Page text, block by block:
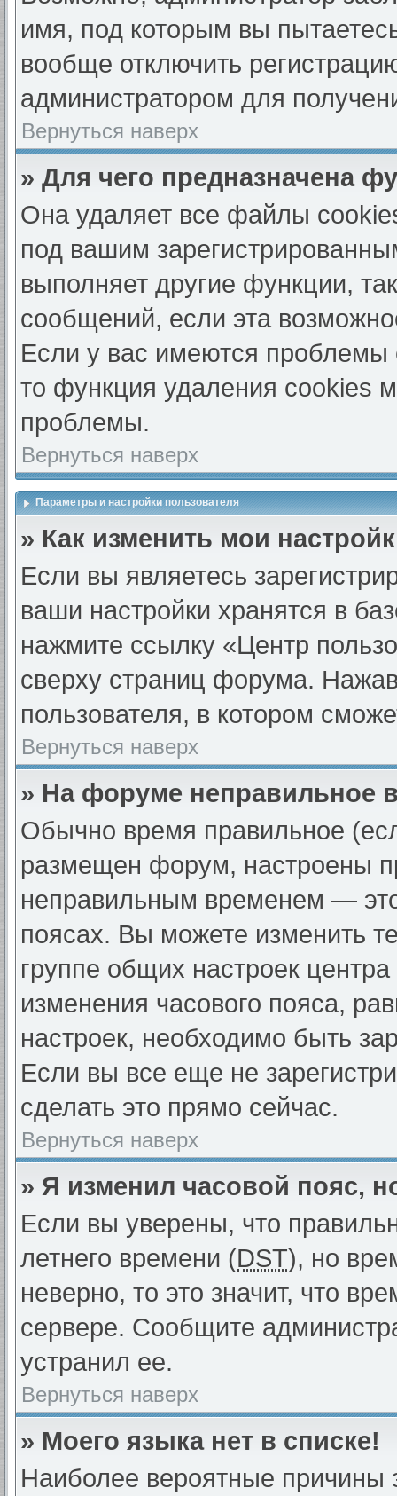
имя, под которым вы
вообще отключить
администратором для
Вернуться наверх
» Для чего предназначена
Она удаляет все файлы
под вашим
выполняет другие функции,
сообщений, если эта
Если у вас имеются
то функция удаления cookies
проблемы.
Вернуться наверх
Параметры и настройки пользователя
» Как изменить мои
Если вы являетесь
ваши настройки хранятся в
нажмите ссылку «Центр
сверху страниц форума.
пользователя, в котором
Вернуться наверх
» На форуме неправильное
Обычно время правильное
размещен форум, настроены
неправильным временем —
поясах. Вы можете изменить
группе общих настроек
изменения часового пояса,
настроек, необходимо быть
Если вы все еще не
сделать это прямо сейчас.
Вернуться наверх
» Я изменил часовой пояс,
Если вы уверены, что
летнего времени (DST), но
неверно, то это значит, что
сервере. Сообщите
устранил ее.
Вернуться наверх
» Моего языка нет в списке!
Наиболее вероятные причины